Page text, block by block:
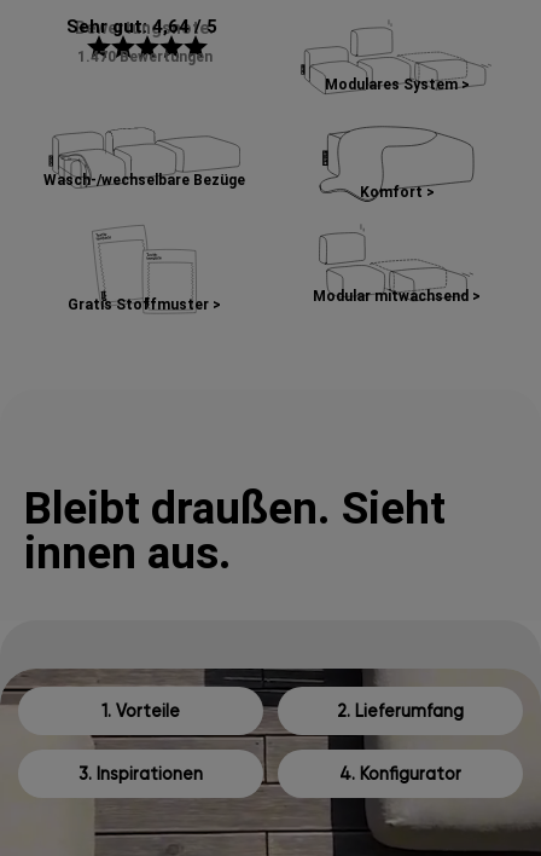
Bewertungsnote:
Sehr gut: 4,64 / 5
starstarstarstarstar
1.470 Bewertungen
Modulares System >
Wasch-/wechselbare Bezüge
Komfort >
Gratis Stoffmuster >
Modular mitwachsend >
Bleibt draußen. Sieht
innen aus.
1. Vorteile 2. Lieferumfang
3. Inspirationen 4. Konfigurator